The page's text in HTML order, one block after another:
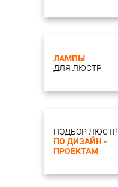
ЛАМПЫ
ДЛЯ ЛЮСТР
ПОДБОР ЛЮСТР
ПО ДИЗАЙН -
ПРОЕКТАМ